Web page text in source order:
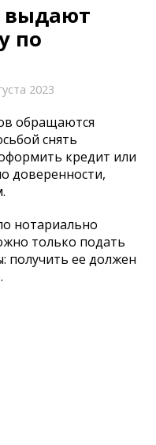
выдают
по
2023
обращаются
снять
кредит или
доверенности,
нотариально
только подать
получить ее должен